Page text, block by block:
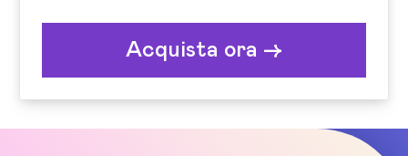
Acquista ora ->